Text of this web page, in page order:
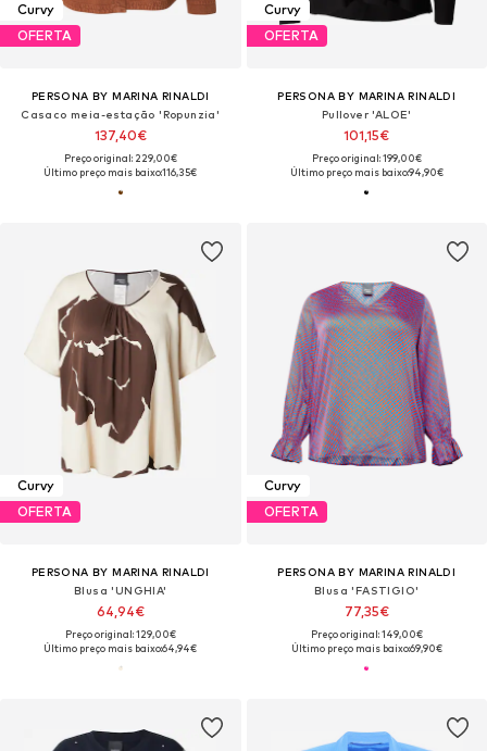
Curvy
OFERTA
PERSONA BY MARINA RINALDI
Casaco meia-estação 'Ropunzia'
137,40€
Preço original: 229,00€
Último preço mais baixo:116,35€
Curvy
OFERTA
PERSONA BY MARINA RINALDI
Pullover 'ALOE'
101,15€
Preço original: 199,00€
Último preço mais baixo:94,90€
Curvy
OFERTA
PERSONA BY MARINA RINALDI
Blusa 'UNGHIA'
64,94€
Preço original: 129,00€
Último preço mais baixo:64,94€
Curvy
OFERTA
PERSONA BY MARINA RINALDI
Blusa 'FASTIGIO'
77,35€
Preço original: 149,00€
Último preço mais baixo:69,90€